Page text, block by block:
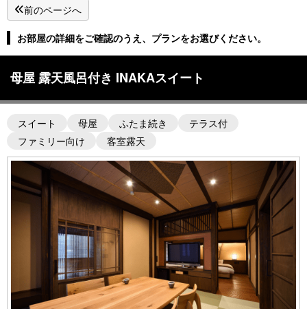
前のページへ
お部屋の詳細をご確認のうえ、プランをお選びください。
母屋 露天風呂付き INAKAスイート
スイート 母屋 ふたま続き
テラス付
ファミリー向け
客室露天